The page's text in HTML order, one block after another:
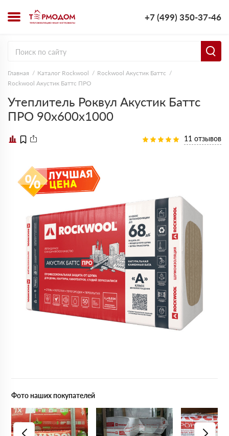
+7 (499) 350-37-46
Главная Каталог Rockwool
Rockwool Акустик Баттс
Rockwool Акустик Баттс ПРО
Утеплитель Роквул Акустик Баттс
ПРО 90х600х1000
11 отзывов
Фото наших покупателей